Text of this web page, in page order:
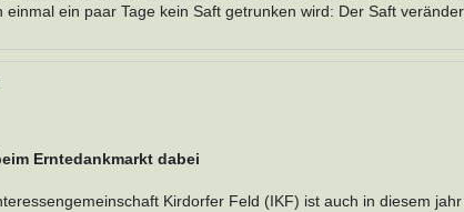
einmal ein paar Tage kein Saft getrunken wird: Der Saft
Erntedankmarkt dabei
Kirdorfer Feld (IKF) ist auch in diesem